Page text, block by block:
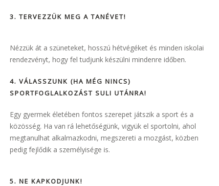
3. TERVEZZÜK MEG A TANÉVET!
Nézzük át a szüneteket, hosszú hétvégéket és minden iskolai
rendezvényt, hogy fel tudjunk készülni mindenre időben.
4. VÁLASSZUNK (HA MÉG NINCS)
SPORTFOGLALKOZÁST SULI UTÁNRA!
Egy gyermek életében fontos szerepet játszik a sport és a
közösség. Ha van rá lehetőségünk, vigyük el sportolni, ahol
megtanulhat alkalmazkodni, megszereti a mozgást, közben
pedig fejlődik a személyisége is.
5. NE KAPKODJUNK!